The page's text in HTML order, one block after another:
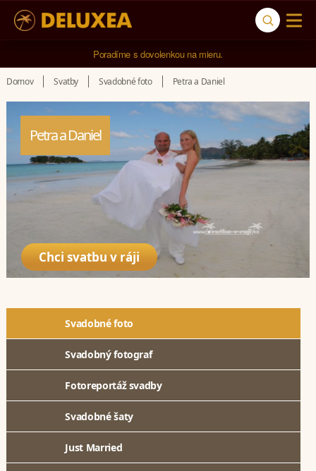
5* cestovná kancelária na luxusnú dovolenku od 4.000 EUR.
Domov Svatby Svadobné foto Petra a Daniel
Petra a Daniel
Chci svatbu v ráji
Svadobné foto
Svadobný fotograf
Fotoreportáž svadby
Svadobné šaty
Just Married